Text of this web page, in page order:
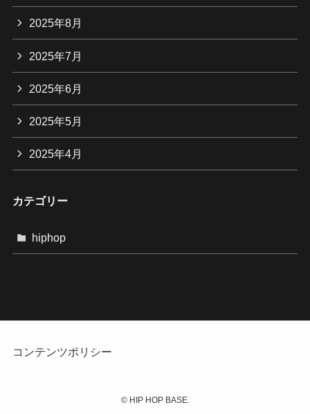
2025年8月
2025年7月
2025年6月
2025年5月
2025年4月
カテゴリー
hiphop
コンテンツポリシー
©HIP HOP BASE.